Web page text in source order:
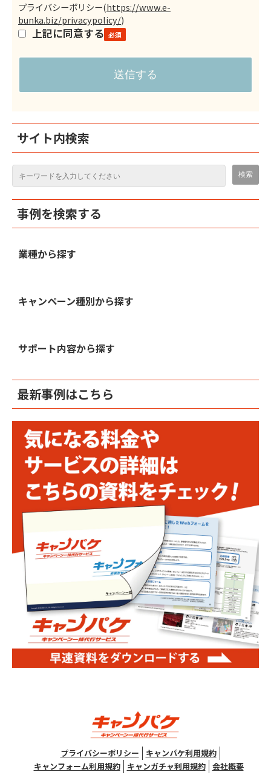
プライバシーポリシー(https://www.e-
bunka.biz/privacypolicy/)
上記に同意する
サイト内検索
事例を検索する
業種から探す
キャンペーン種別から探す
サポート内容から探す
最新事例はこちら
プライバシーポリシー
キャンパケ利用規約
キャンフォーム利用規約
キャンガチャ利用規約 会社概要